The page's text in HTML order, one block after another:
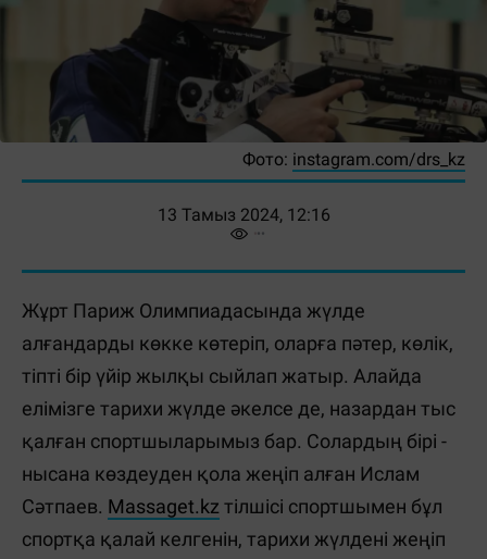
Фото: instagram.com/drs_kz
13 Тамыз 2024, 12:16
Жұрт Париж Олимпиадасында жүлде
алғандарды көкке көтеріп, оларға пәтер, көлік,
тіпті бір үйір жылқы сыйлап жатыр. Алайда
елімізге тарихи жүлде әкелсе де, назардан тыс
қалған спортшыларымыз бар. Солардың бірі -
нысана көздеуден қола жеңіп алған Ислам
Сәтпаев. Massaget.kzтілшісі спортшымен бұл
спортқа қалай келгенін, тарихи жүлдені жеңіп